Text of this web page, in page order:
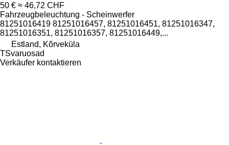
50 € ≈ 46,72 CHF
Fahrzeugbeleuchtung - Scheinwerfer
81251016419 81251016457, 81251016451, 81251016347,
81251016351, 81251016357, 81251016449,...
Estland, Kõrveküla
TSvaruosad
Verkäufer kontaktieren